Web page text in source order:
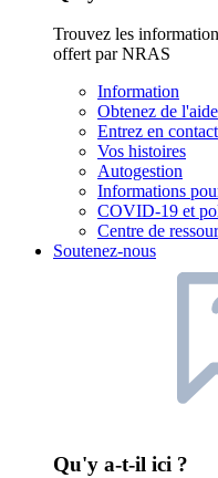
Trouvez les
offert par NRAS
Information
Obtenez de l'aide
Entrez en
Vos histoires
Autogestion
Informations
COVID-19 et
Centre de
Soutenez-nous
Qu'y a-t-il ici ?